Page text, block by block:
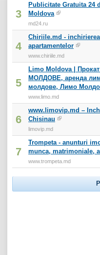
3
Publicitate Gratuita 24
Moldova
md24.ru
4
Chiriile.md -
apartamentelor
www.chiriile.md
5
Limo Moldova |
МОЛДОВЕ, аренда
молдове, Лимо
www.limo.md
6
www.limovip.md –
Chisinau
limovip.md
7
Trompeta - anunturi
munca, matrimoniale,
www.trompeta.md